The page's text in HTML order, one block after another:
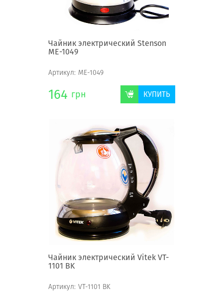
Чайник электрический Stenson
ME-1049
Артикул: ME-1049
164 грн КУПИТЬ
Чайник электрический Vitek VT-
1101 BK
Артикул: VT-1101 BK